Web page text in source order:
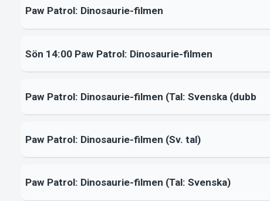
Paw Patrol: Dinosaurie-filmen
Sön 14:00 Paw Patrol: Dinosaurie-filmen
Paw Patrol: Dinosaurie-filmen (Tal: Svenska (dubb
Paw Patrol: Dinosaurie-filmen (Sv. tal)
Paw Patrol: Dinosaurie-filmen (Tal: Svenska)